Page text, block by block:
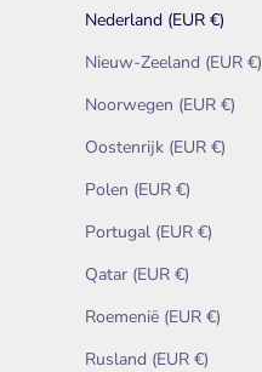
Nederland (EUR €)
Nieuw-Zeeland (EUR €)
Noorwegen (EUR €)
Oostenrijk (EUR €)
Polen (EUR €)
Portugal (EUR €)
Qatar (EUR €)
Roemenië (EUR €)
Rusland (EUR €)